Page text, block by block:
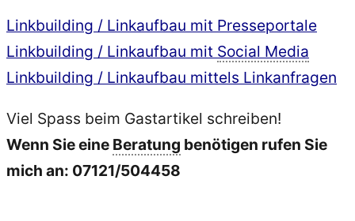
Linkbuilding / Linkaufbau mit Presseportale
Linkbuilding / Linkaufbau mit Social Media
Linkbuilding / Linkaufbau mittels Linkanfragen
Viel Spass beim Gastartikel schreiben!
Wenn Sie eine Beratung benötigen rufen Sie
mich an: 07121/504458